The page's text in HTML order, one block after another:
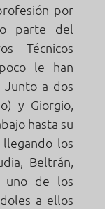
por
parte del
Técnicos
le han
Junto a dos
y Giorgio,
hasta su
los
Beltrán,
uno de los
a ellos